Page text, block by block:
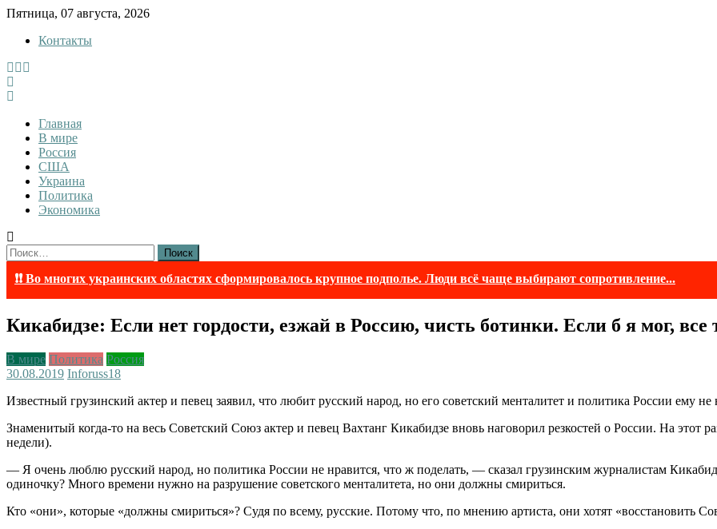
Skip
content
Пятница, 07 августа, 2026
Контакты
InfoRuss
InfoRuss — Новости
Главная
В мире
Россия
США
Украина
Политика
Экономика
Найти:
❗❗ Во многих украинских областях сформировалось крупное подполье. Люди всё чаще выбирают сопротивление...
Кикабидзе: Если нет гордости, езжай в Россию, чисть ботинки. Если б я мог,
В мире Политика Россия
30.08.2019 Inforuss18
Известный грузинский актер и певец заявил, что любит русский народ, но его советский менталитет и политика России ему
Знаменитый когда-то на весь Советский Союз актер и певец Вахтанг Кикабидзе вновь наговорил резкостей о России. На этот
недели).
— Я очень люблю русский народ, но политика России не нравится, что ж поделать, — сказал грузинским журналистам
одиночку? Много времени нужно на разрушение советского менталитета, но они должны смириться.
Кто «они», которые «должны смириться»? Судя по всему, русские. Потому что, по мнению артиста, они хотят «восстановить